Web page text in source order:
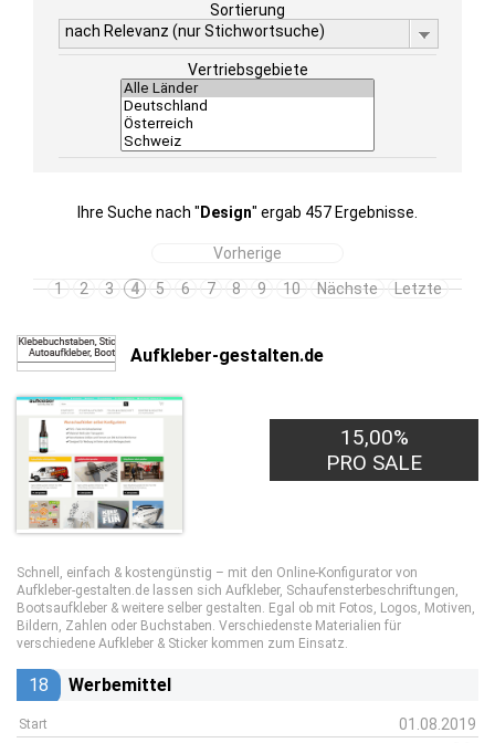
Sortierung
nach Relevanz (nur Stichwortsuche)
Vertriebsgebiete
Ihre Suche nach " Design" ergab 457 Ergebnisse.
Vorherige
1
2 3 4 5 6 7 8 9 10 Nächste Letzte
Aufkleber-gestalten.de
15,00%
PRO SALE
Schnell, einfach & kostengünstig – mit den Online-Konfigurator von
Aufkleber-gestalten.de lassen sich Aufkleber, Schaufensterbeschriftungen,
Bootsaufkleber & weitere selber gestalten. Egal ob mit Fotos, Logos, Motiven,
Bildern, Zahlen oder Buchstaben. Verschiedenste Materialien für
verschiedene Aufkleber & Sticker kommen zum Einsatz.
18 Werbemittel
Start 01.08.2019